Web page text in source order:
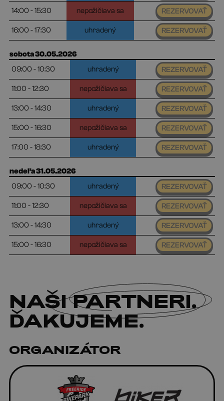
14:00 - 15:30 nepožičiava sa REZERVOVAŤ
16:00 - 17:30 uhradený REZERVOVAŤ
sobota 30.05.2026
09:00 - 10:30
uhradený REZERVOVAŤ
11:00 - 12:30 nepožičiava sa REZERVOVAŤ
13:00 - 14:30 uhradený REZERVOVAŤ
15:00 - 16:30 nepožičiava sa REZERVOVAŤ
17:00 - 18:30 uhradený REZERVOVAŤ
nedeľa 31.05.2026
09:00 - 10:30
uhradený REZERVOVAŤ
11:00 - 12:30 nepožičiava sa REZERVOVAŤ
13:00 - 14:30 uhradený REZERVOVAŤ
15:00 - 16:30 nepožičiava sa REZERVOVAŤ
NAŠIPARTNERI.
ĎAKUJEME.
ORGANIZÁTOR